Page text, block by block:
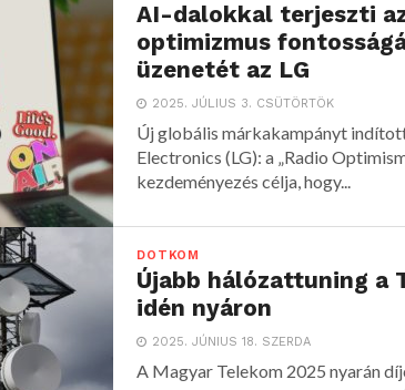
AI-dalokkal terjeszti
optimizmus
üzenetét az LG
2025. JÚLIUS 3. CSÜTÖRTÖK
Új globális márkakampányt
Electronics (LG): a „Radio
kezdeményezés célja, hogy...
DOTKOM
Újabb hálózattuning a
idén nyáron
2025. JÚNIUS 18. SZERDA
A Magyar Telekom 2025 nyarán